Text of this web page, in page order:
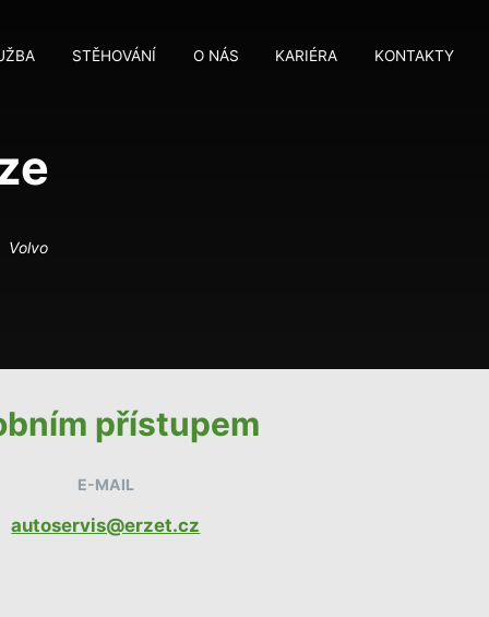
STĚHOVÁNÍ O NÁS KARIÉRA KONTAKTY
Volvo
přístupem
E-MAIL
autoservis@erzet.cz